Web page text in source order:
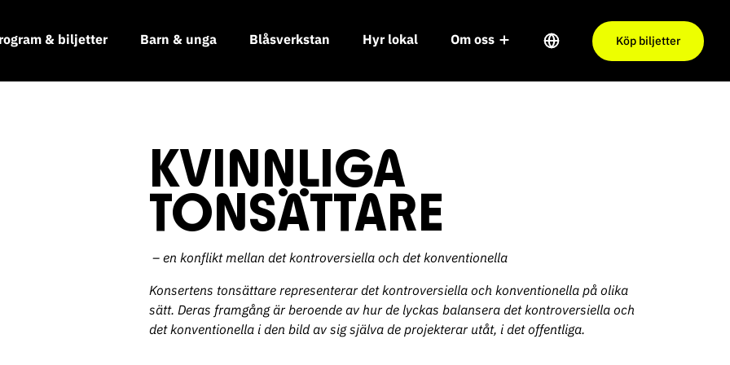
& biljetter Barn & unga Blåsverkstan Hyr lokal Om oss Köp biljetter
KVINNLIGA
TONSÄTTARE
– en konflikt mellan det kontroversiella och det konventionella
Konsertens tonsättare representerar det kontroversiella och konventionella på olika
sätt. Deras framgång är beroende av hur de lyckas balansera det kontroversiella och
det konventionella i den bild av sig själva de projekterar utåt, i det offentliga.